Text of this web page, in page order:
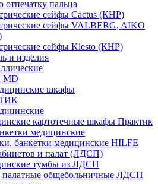
отпечатку пальца
сейфы Cactus (КНР)
сейфы VALBERG, AIKO
сейфы Klesto (КНР)
и изделия
MD
шкафы
картотечные шкафы Практик
медицинские
банкетки медицинские HILFE
и палат (ЛДСП)
тумбы из ЛДСП
общебольничные ЛДСП